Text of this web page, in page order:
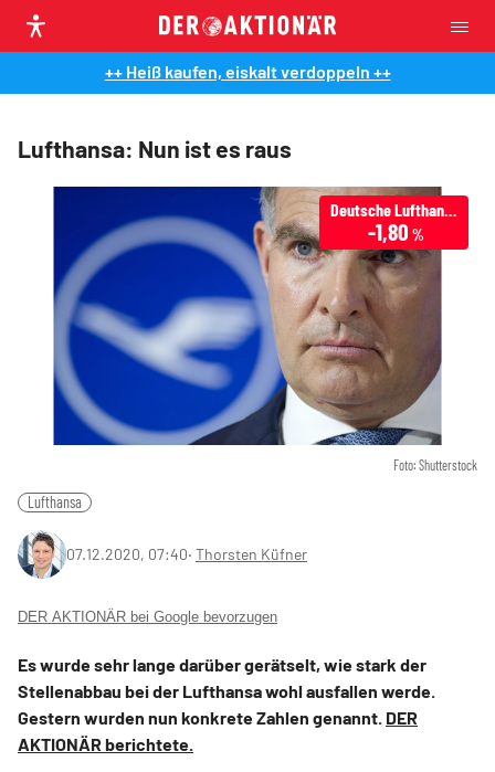
++ Heiß kaufen, eiskalt verdoppeln ++
Lufthansa: Nun ist es raus
Foto: Shutterstock
Deutsche Lufthansa
-1,80 %
Lufthansa
07.12.2020, 07:40‧ Thorsten Küfner
DER AKTIONÄR bei Google bevorzugen
Es wurde sehr lange darüber gerätselt, wie stark der
Stellenabbau bei der Lufthansa wohl ausfallen werde.
Gestern wurden nun konkrete Zahlen genannt. DER
AKTIONÄR berichtete.